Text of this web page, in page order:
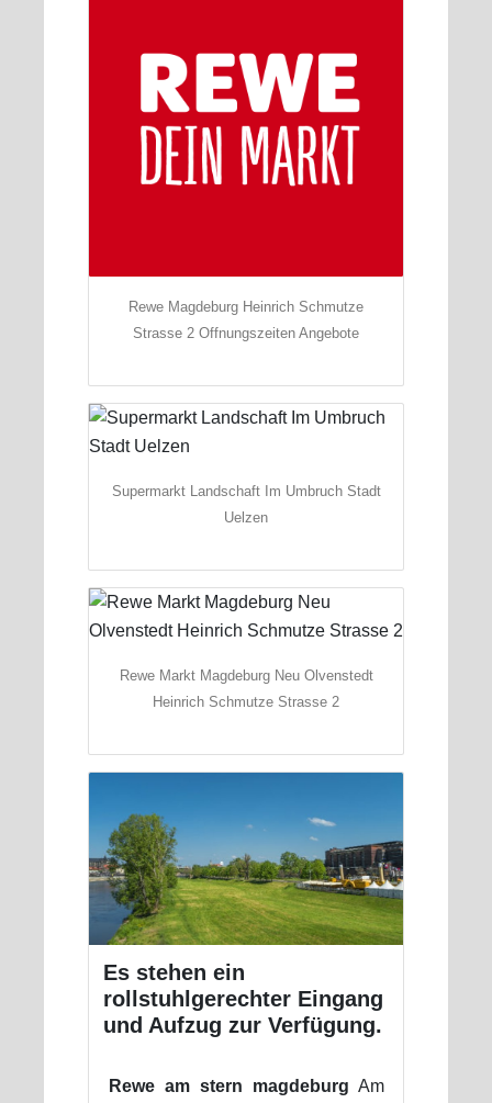
Rewe Magdeburg Heinrich Schmutze
Strasse 2 Offnungszeiten Angebote
Supermarkt Landschaft Im Umbruch Stadt
Uelzen
Rewe Markt Magdeburg Neu Olvenstedt
Heinrich Schmutze Strasse 2
Es stehen ein
rollstuhlgerechter Eingang
und Aufzug zur Verfügung.
Rewe am stern magdeburg Am